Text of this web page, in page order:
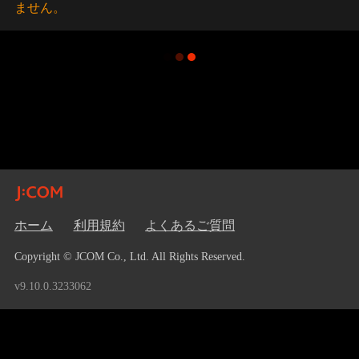
ません。
ホーム 利用規約 よくあるご質問
Copyright © JCOM Co., Ltd. All Rights Reserved.
v9.10.0.3233062